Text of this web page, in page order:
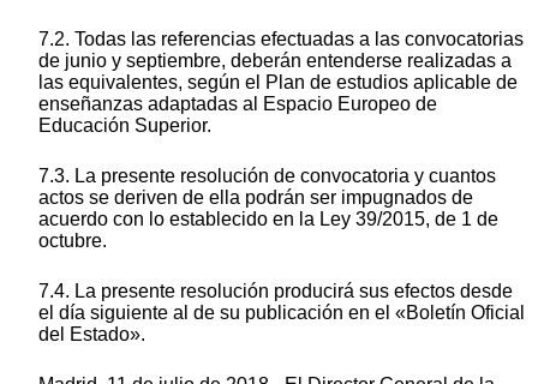
7.2. Todas las referencias efectuadas a las convocatorias
de junio y septiembre, deberán entenderse realizadas a
las equivalentes, según el Plan de estudios aplicable de
enseñanzas adaptadas al Espacio Europeo de
Educación Superior.
7.3. La presente resolución de convocatoria y cuantos
actos se deriven de ella podrán ser impugnados de
acuerdo con lo establecido en la Ley 39/2015, de 1 de
octubre.
7.4. La presente resolución producirá sus efectos desde
el día siguiente al de su publicación en el «Boletín Oficial
del Estado».